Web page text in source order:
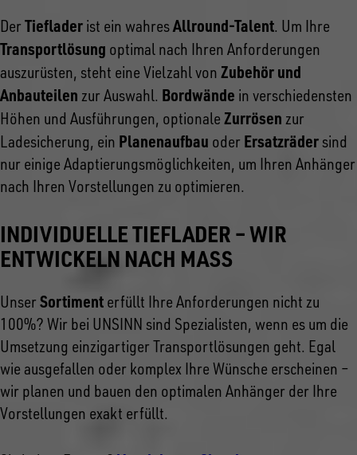
Der Tieflader ist ein wahresAllround-Talent. Um Ihre
Transportlösung optimal nach Ihren Anforderungen
auszurüsten, steht eine Vielzahl von Zubehör und
Anbauteilen zur Auswahl. Bordwände in verschiedensten
Höhen und Ausführungen, optionale Zurrösen zur
Ladesicherung, ein Planenaufbau oder Ersatzräder sind
nur einige Adaptierungsmöglichkeiten, um Ihren Anhänger
nach Ihren Vorstellungen zu optimieren.
INDIVIDUELLE TIEFLADER – WIR
ENTWICKELN NACH MASS
Unser Sortiment erfüllt Ihre Anforderungen nicht zu
100%? Wir bei UNSINN sind Spezialisten, wenn es um die
Umsetzung einzigartiger Transportlösungen geht. Egal
wie ausgefallen oder komplex Ihre Wünsche erscheinen –
wir planen und bauen den optimalen Anhänger der Ihre
Vorstellungen exakt erfüllt.